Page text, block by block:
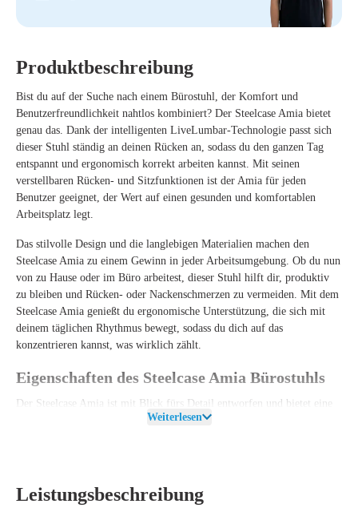
Produktbeschreibung
Bist du auf der Suche nach einem Bürostuhl, der Komfort und
Benutzerfreundlichkeit nahtlos kombiniert? Der Steelcase Amia bietet
genau das. Dank der intelligenten LiveLumbar-Technologie passt sich
dieser Stuhl ständig an deinen Rücken an, sodass du den ganzen Tag
entspannt und ergonomisch korrekt arbeiten kannst. Mit seinen
verstellbaren Rücken- und Sitzfunktionen ist der Amia für jeden
Benutzer geeignet, der Wert auf einen gesunden und komfortablen
Arbeitsplatz legt.
Das stilvolle Design und die langlebigen Materialien machen den
Steelcase Amia zu einem Gewinn in jeder Arbeitsumgebung. Ob du nun
von zu Hause oder im Büro arbeitest, dieser Stuhl hilft dir, produktiv
zu bleiben und Rücken- oder Nackenschmerzen zu vermeiden. Mit dem
Steelcase Amia genießt du ergonomische Unterstützung, die sich mit
deinem täglichen Rhythmus bewegt, sodass du dich auf das
konzentrieren kannst, was wirklich zählt.
Eigenschaften des Steelcase Amia Bürostuhls
Der Steelcase Amia ist mit Blick fürs Detail entworfen und bietet eine
clevere Kombination aus Technologie und Ergonomie. Das Herzstück
Arbeitshaltungen wechseln, ohne dir Gedanken über unerwünschte
Druckpunkte zu machen.
Weiterlesen
Leistungsbeschreibung